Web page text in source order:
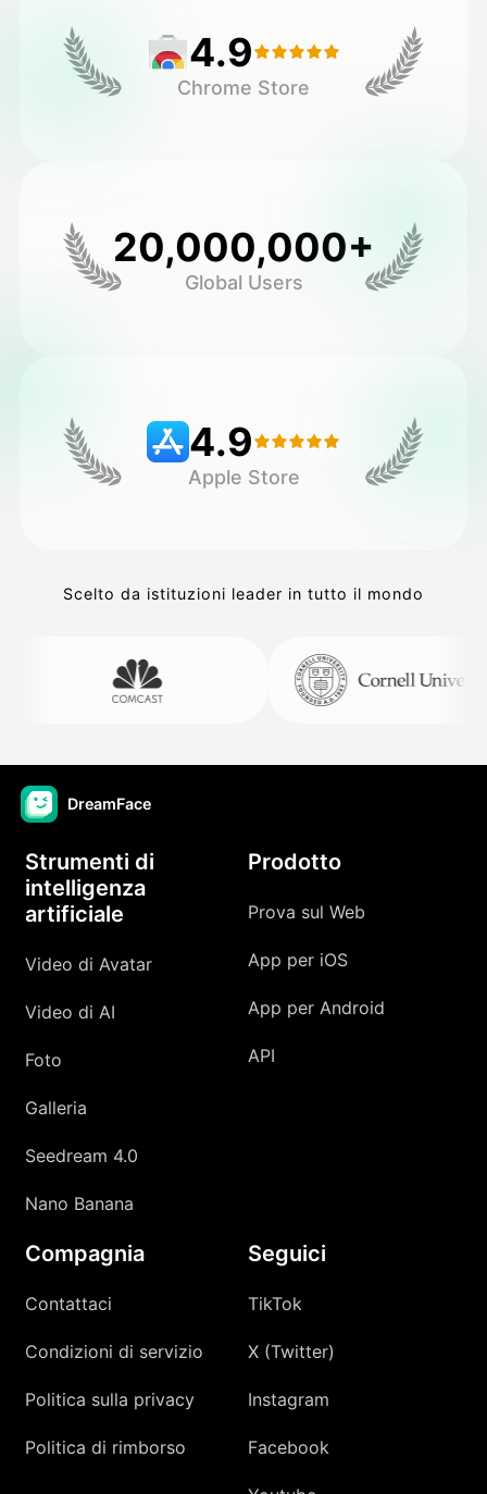
4.9
Chrome Store
20,000,000+
Global Users
4.9
Apple Store
Scelto da istituzioni leader in tutto il mondo
DreamFace
Strumenti di
intelligenza
artificiale
Video di Avatar
Video di AI
Foto
Galleria
Seedream 4.0
Nano Banana
Prodotto
Prova sul Web
App per iOS
App per Android
API
Compagnia
Contattaci
Condizioni di servizio
Politica sulla privacy
Politica di rimborso
Seguici
TikTok
X (Twitter)
Instagram
Facebook